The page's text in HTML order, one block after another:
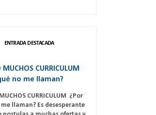
ENTRADA DESTACADA
MUCHOS CURRICULUM
no me llaman?
CURRICULUM ¿Por
llaman? Es desesperante